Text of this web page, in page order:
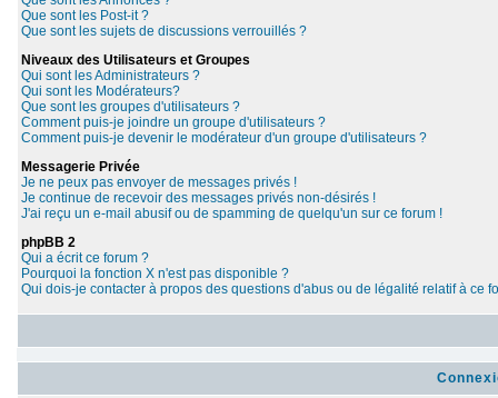
Que sont les Post-it ?
Que sont les sujets de discussions verrouillés ?
Niveaux des Utilisateurs et Groupes
Qui sont les Administrateurs ?
Qui sont les Modérateurs?
Que sont les groupes d'utilisateurs ?
Comment puis-je joindre un groupe d'utilisateurs ?
Comment puis-je devenir le modérateur d'un groupe d'utilisateurs ?
Messagerie Privée
Je ne peux pas envoyer de messages privés !
Je continue de recevoir des messages privés non-désirés !
J'ai reçu un e-mail abusif ou de spamming de quelqu'un sur ce forum !
phpBB 2
Qui a écrit ce forum ?
Pourquoi la fonction X n'est pas disponible ?
Qui dois-je contacter à propos des questions d'abus ou de légalité relatif à ce